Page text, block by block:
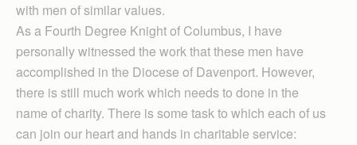
with men of similar values.
As a Fourth Degree Knight of Columbus, I have
personally witnessed the work that these men have
accomplished in the Diocese of Davenport. However,
there is still much work which needs to done in the
name of charity. There is some task to which each of us
can join our heart and hands in charitable service: